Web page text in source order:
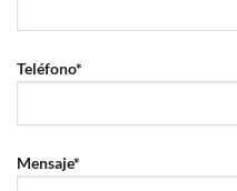
Teléfono*
Mensaje*